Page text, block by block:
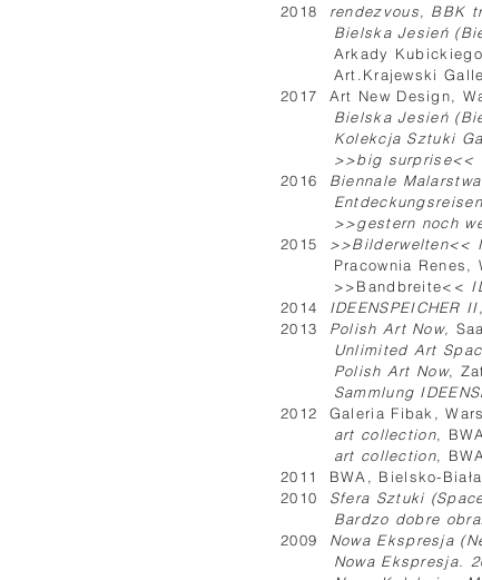
2018 rendezvous, BBK
Bielska Jesień
Arkady
Art.Krajewski
2017 Art New Design,
Bielska Jesień
Kolekcja Sztuki
>>big surprise<<
2016 Biennale
>>gestern noch
2015
>>Bilderwelten<<
Pracownia Renes,
>>Bandbreite<<
2014 IDEENSPEICHER II
2013 Polish Art Now,
Unlimited Art
Polish Art Now,
Sammlung
2012 Galeria Fibak,
art collection,
art collection,
2011 BWA, Bielsko-Biała
2010 Sfera Sztuki
Bardzo dobre
2009
Nowa Ekspresja
Nowa Ekspresja.